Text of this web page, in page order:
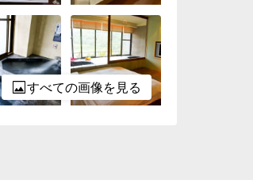
すべての画像を見る